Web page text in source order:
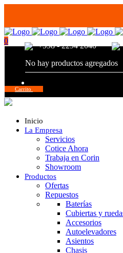
+598 - 2294 2040
0
No hay productos agregados
Carrito
Inicio
La Empresa
Servicios
Cotice Ahora
Trabaja en Corin
Showroom
Productos
Ofertas
Repuestos
Baterías
Cubiertas y
Accesorios
Autoelevadores
Asientos
Chasis